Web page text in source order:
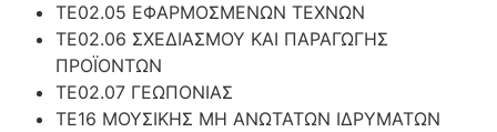
ΤΕ02.05 ΕΦΑΡΜΟΣΜΕΝΩΝ ΤΕΧΝΩΝ
ΤΕ02.06 ΣΧΕΔΙΑΣΜΟΥ ΚΑΙ ΠΑΡΑΓΩΓΗΣ
ΠΡΟΪΟΝΤΩΝ
ΤΕ02.07 ΓΕΩΠΟΝΙΑΣ
ΤΕ16 ΜΟΥΣΙΚΗΣ ΜΗ ΑΝΩΤΑΤΩΝ ΙΔΡΥΜΑΤΩΝ